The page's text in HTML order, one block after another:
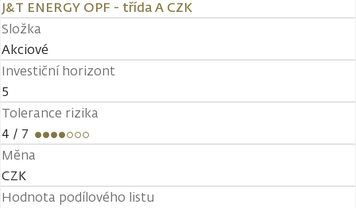
J&T ENERGY OPF - třída A CZK
Složka
Akciové
Investiční horizont
5
Tolerance rizika
4 / 7
Měna
CZK
Hodnota podílového listu